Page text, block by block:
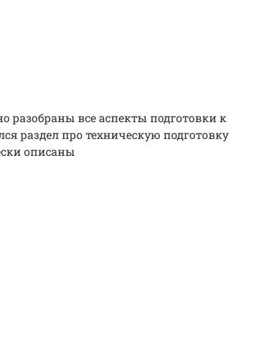
разобраны все аспекты подготовки к
раздел про техническую подготовку
описаны